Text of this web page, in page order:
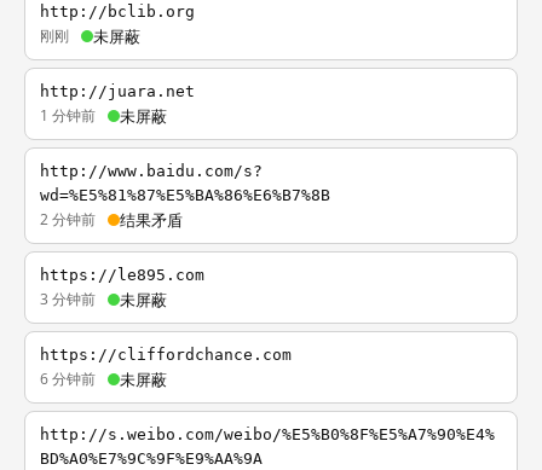
http://bclib.org
刚刚 未屏蔽
http://juara.net
1 分钟前 未屏蔽
http://www.baidu.com/s?
wd=%E5%81%87%E5%BA%86%E6%B7%8B
2 分钟前 结果矛盾
https://le895.com
3 分钟前 未屏蔽
https://cliffordchance.com
6 分钟前 未屏蔽
http://s.weibo.com/weibo/%E5%B0%8F%E5%A7%90%E4%
BD%A0%E7%9C%9F%E9%AA%9A